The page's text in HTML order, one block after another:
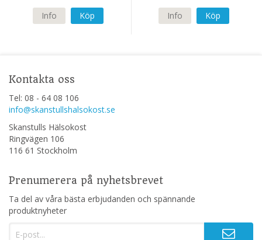
Info Köp Info Köp
Kontakta oss
Tel: 08 - 64 08 106
info@skanstullshalsokost.se
Skanstulls Hälsokost
Ringvägen 106
116 61 Stockholm
Prenumerera på nyhetsbrevet
Ta del av våra bästa erbjudanden och spännande
produktnyheter